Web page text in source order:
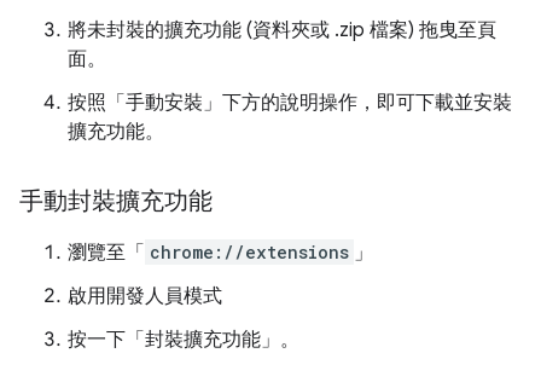
將未封裝的擴充功能 (資料夾或 .zip 檔案) 拖曳至頁
面。
按照「手動安裝」下方的說明操作，即可下載並安裝
擴充功能。
手動封裝擴充功能
瀏覽至「 chrome://extensions 」
啟用開發人員模式
按一下「封裝擴充功能」 。